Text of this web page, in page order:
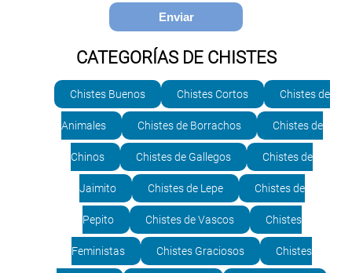
CATEGORÍAS DE CHISTES
Chistes Buenos Chistes Cortos Chistes de
Animales Chistes de Borrachos Chistes de
Chinos Chistes de Gallegos Chistes de
Jaimito Chistes de Lepe Chistes de
Pepito Chistes de Vascos Chistes
Feministas Chistes Graciosos Chistes